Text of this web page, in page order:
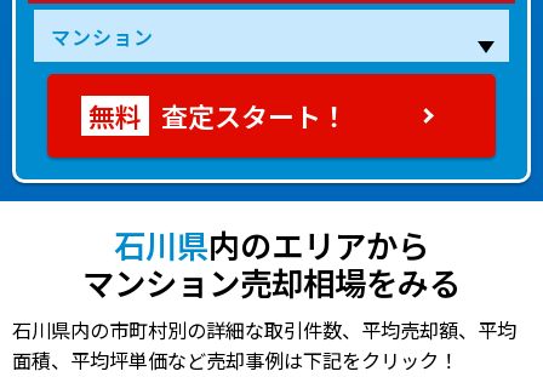
査定スタート！
石川県内のエリアから
マンション売却相場をみる
石川県内の市町村別の詳細な取引件数、平均売却額、平均
面積、平均坪単価など売却事例は下記をクリック！